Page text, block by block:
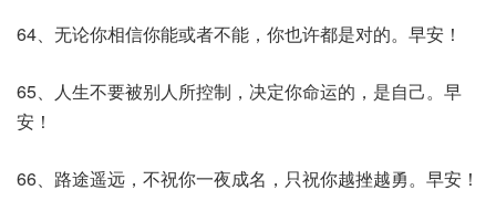
64、无论你相信你能或者不能，你也许都是对的。早安！
65、人生不要被别人所控制，决定你命运的，是自己。早
安！
66、路途遥远，不祝你一夜成名，只祝你越挫越勇。早安！